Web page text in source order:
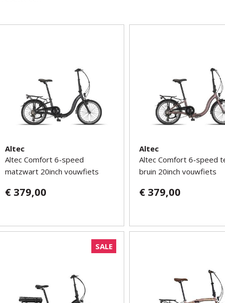
Altec
Altec Comfort 6-speed
matzwart 20inch vouwfiets
€ 379,00
Altec
Altec Comfort 6-speed
bruin 20inch vouwfiets
€ 379,00
SALE